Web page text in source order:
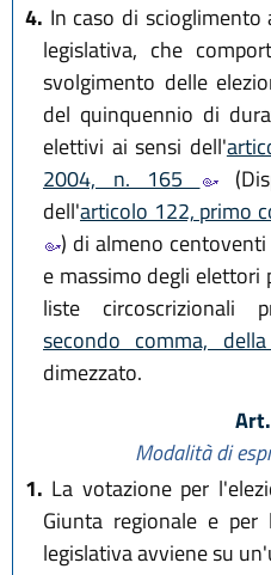
4. In caso di scioglimento
legislativa, che
svolgimento delle
del quinquennio di
elettivi ai sensi dell'
2004, n. 165
dell'articolo 122, primo
) di almeno
e massimo degli elettori
liste circoscrizionali
secondo comma,
dimezzato.
Modalità di
1. La votazione per
Giunta regionale e per
legislativa avviene su